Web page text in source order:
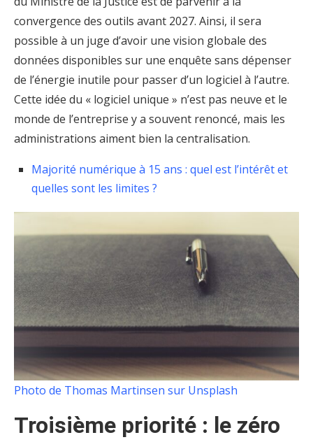
convergence des outils avant 2027. Ainsi, il sera
possible à un juge d’avoir une vision globale des
données disponibles sur une enquête sans dépenser
de l’énergie inutile pour passer d’un logiciel à l’autre.
Cette idée du « logiciel unique » n’est pas neuve et le
monde de l’entreprise y a souvent renoncé, mais les
administrations aiment bien la centralisation.
Majorité numérique à 15 ans : quel est l’intérêt et
quelles sont les limites ?
Photo de Thomas Martinsen sur Unsplash
Troisième priorité : le zéro